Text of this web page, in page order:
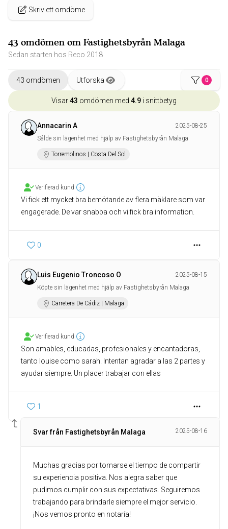
Skriv ett omdöme
43 omdömen om Fastighetsbyrån Malaga
Sedan starten hos Reco 2018
43 omdömen Utforska 0
Visar43 omdömen med 4.9 i snittbetyg
Annacarin A
2025-08-25
Sålde sin lägenhet med hjälp av Fastighetsbyrån Malaga
Torremolinos | Costa Del Sol
Verifierad kund
Vi fick ett mycket bra bemötande av flera mäklare som var
engagerade. De var snabba och vi fick bra information.
0
Luis Eugenio Troncoso O
2025-08-15
Köpte sin lägenhet med hjälp av Fastighetsbyrån Malaga
Carretera De Cádiz | Malaga
Verifierad kund
Son amables, educadas, profesionales y encantadoras,
tanto louise como sarah. Intentan agradar a las 2 partes y
ayudar siempre. Un placer trabajar con ellas
1
Svar från Fastighetsbyrån Malaga 2025-08-16
Muchas gracias por tomarse el tiempo de compartir
su experiencia positiva. Nos alegra saber que
pudimos cumplir con sus expectativas. Seguiremos
trabajando para brindarle siempre el mejor servicio.
¡Nos vemos pronto en notaría!